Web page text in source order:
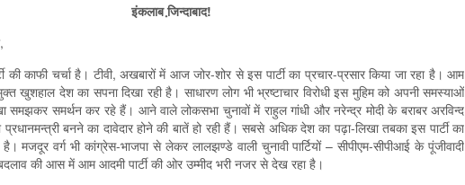
जि़न्दाबाद!
काफी चर्चा है। टीवी, अखबारों में आज जोर-शोर से इस पार्टी का प्रचार-प्रसार किया जा रहा है। आम
मुक्त खुशहाल देश का सपना दिखा रही है। साधारण लोग भी भ्रष्टाचार विरोधी इस मुहिम को अपनी समस्याओं
समझकर समर्थन कर रहे हैं। आने वाले लोकसभा चुनावों में राहुल गांधी और नरेन्द्र मोदी के बराबर अरविन्द
बनने का दावेदार होने की बातें हो रही हैं। सबसे अधिक देश का पढ़ा-लिखा तबका इस पार्टी का
मजदूर वर्ग भी कांग्रेस-भाजपा से लेकर लालझण्डे वाली चुनावी पार्टियों – सीपीएम-सीपीआई के पूंजीवादी
की आस में आम आदमी पार्टी की ओर उम्मीद भरी नजर से देख रहा है।